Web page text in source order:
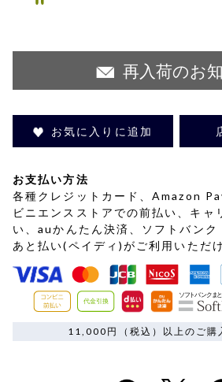
再入荷のお
お気に入りに追加
お支払い方法
各種クレジットカード、Amazon
ビニエンスストアでの前払い、キャ
い、auかんたん決済、ソフトバンク
あと払い(ペイディ)がご利用いただ
11,000円（税込）以上のご購